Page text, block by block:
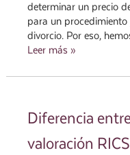
determinar un precio
para un procedimiento
divorcio. Por eso,
Leer más »
Diferencia
valoración RICS